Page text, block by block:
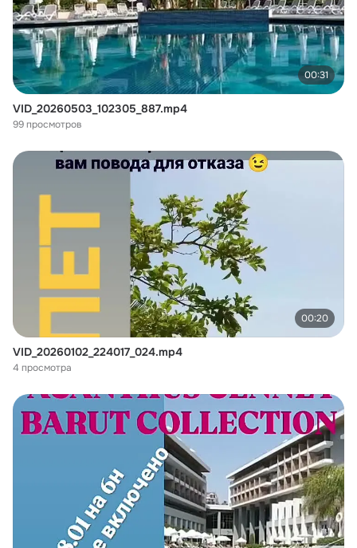
00:31
VID_20260503_102305_887.mp4
99 просмотров
00:20
VID_20260102_224017_024.mp4
4 просмотра